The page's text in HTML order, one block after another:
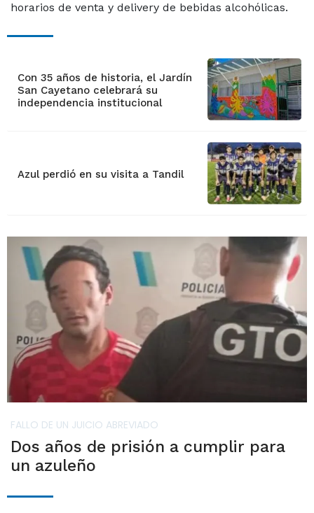
horarios de venta y delivery de bebidas alcohólicas.
Con 35 años de historia, el Jardín
San Cayetano celebrará su
independencia institucional
Azul perdió en su visita a Tandil
FALLO DE UN JUICIO ABREVIADO
Dos años de prisión a cumplir para
un azuleño